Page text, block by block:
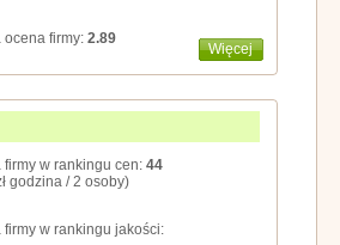
ocena firmy: 2.89
Więcej
firmy w rankingu cen: 44
godzina / 2 osoby)
firmy w rankingu jakości: